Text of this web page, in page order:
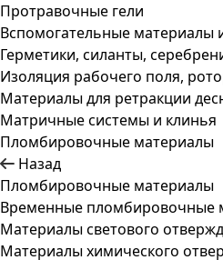
Протравочные гели
Вспомогательные материалы
Герметики, силанты,
Изоляция рабочего поля,
Материалы для ретракции
Матричные системы и клинья
Пломбировочные материалы
Назад
Пломбировочные материалы
Временные пломбировочные
Материалы светового
Материалы химического